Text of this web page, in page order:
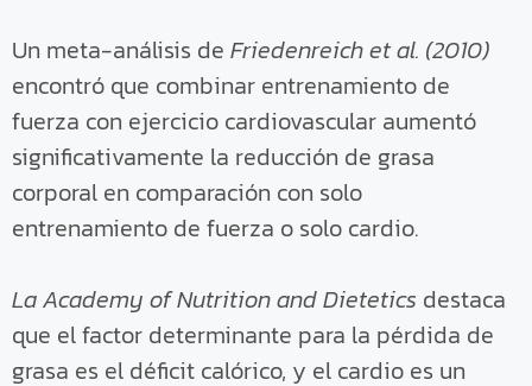
Un meta-análisis de Friedenreich et al. (2010)
encontró que combinar entrenamiento de
fuerza con ejercicio cardiovascular aumentó
significativamente la reducción de grasa
corporal en comparación con solo
entrenamiento de fuerza o solo cardio.
La Academy of Nutrition and Dietetics destaca
que el factor determinante para la pérdida de
grasa es el déficit calórico, y el cardio es un